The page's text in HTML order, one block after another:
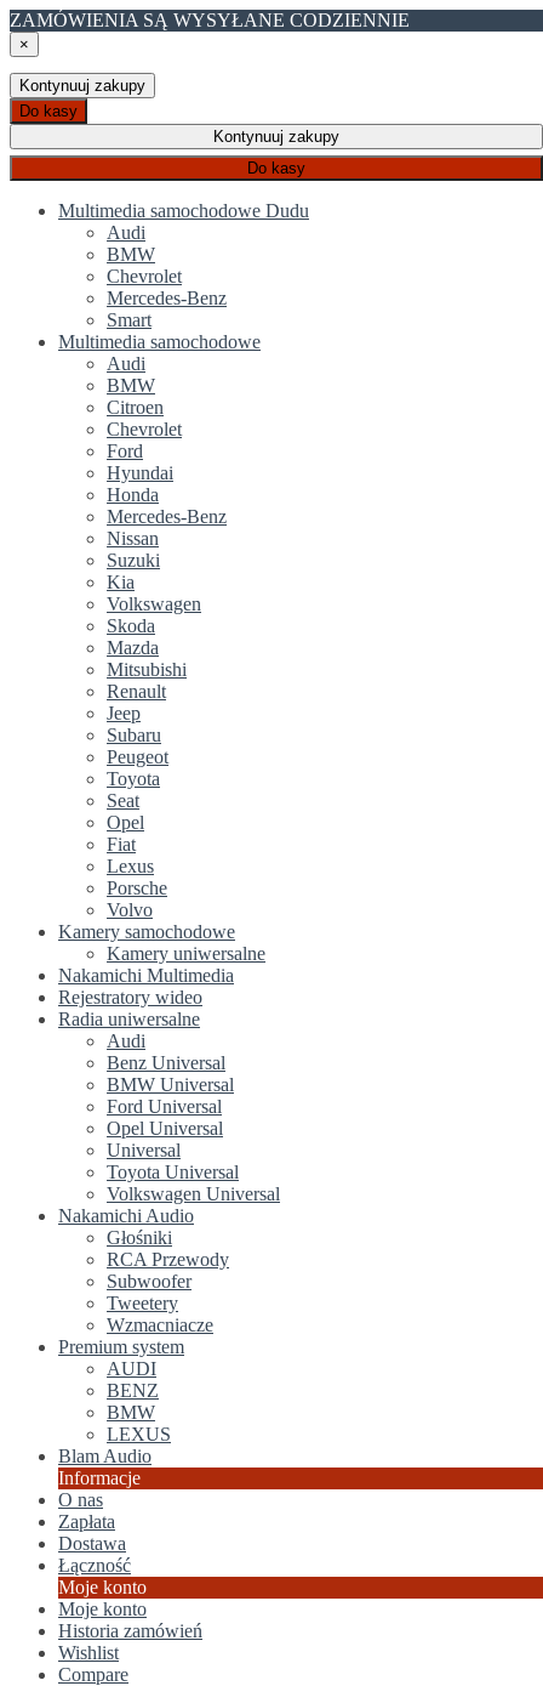
ZAMÓWIENIA SĄ WYSYŁANE CODZIENNIE
×
Kontynuuj zakupy
Do kasy
Kontynuuj zakupy
Do kasy
Multimedia samochodowe Dudu
Audi
BMW
Chevrolet
Mercedes-Benz
Smart
Multimedia samochodowe
Audi
BMW
Citroen
Chevrolet
Ford
Hyundai
Honda
Mercedes-Benz
Nissan
Suzuki
Kia
Volkswagen
Skoda
Mazda
Mitsubishi
Renault
Jeep
Subaru
Peugeot
Toyota
Seat
Opel
Fiat
Lexus
Porsche
Volvo
Kamery samochodowe
Kamery uniwersalne
Nakamichi Multimedia
Rejestratory wideo
Radia uniwersalne
Audi
Benz Universal
BMW Universal
Ford Universal
Opel Universal
Universal
Toyota Universal
Volkswagen Universal
Nakamichi Audio
Głośniki
RCA Przewody
Subwoofer
Tweetery
Wzmacniacze
Premium system
AUDI
BENZ
BMW
LEXUS
Blam Audio
Informacje
O nas
Zapłata
Dostawa
Łączność
Moje konto
Moje konto
Historia zamówień
Wishlist
Compare